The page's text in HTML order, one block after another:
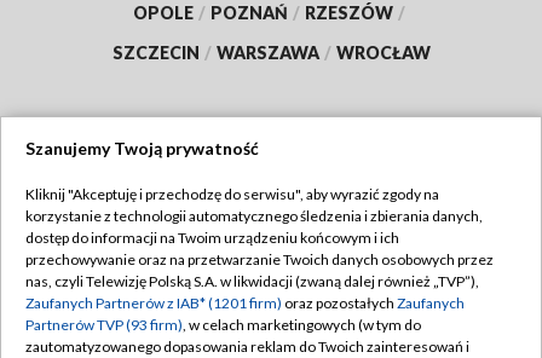
OPOLE / POZNAŃ / RZESZÓW /
SZCZECIN / WARSZAWA / WROCŁAW
TVP
Abonament TVP
Emisja w TVP
Centrum informacji TVP
Regulamin TVP
Polityka prywatności
Moje zgody
Szanujemy Twoją prywatność
Kliknij "Akceptuję i przechodzę do serwisu", aby wyrazić zgody na
korzystanie z technologii automatycznego śledzenia i zbierania danych,
dostęp do informacji na Twoim urządzeniu końcowym i ich
przechowywanie oraz na przetwarzanie Twoich danych osobowych przez
nas, czyli Telewizję Polską S.A. w likwidacji (zwaną dalej również „TVP”),
Zaufanych Partnerów z IAB* (1201 firm) oraz pozostałych Zaufanych
Partnerów TVP (93 firm), w celach marketingowych (w tym do
zautomatyzowanego dopasowania reklam do Twoich zainteresowań i